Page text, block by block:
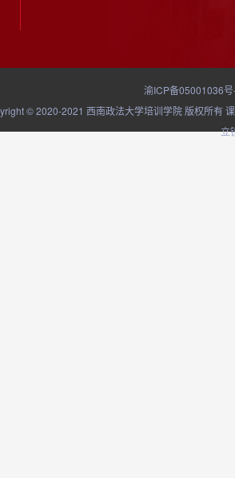
渝ICP备05001036
© 2020-2021 西南政法大学培训学院 版权所有
立